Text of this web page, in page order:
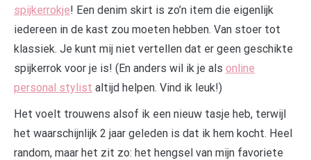
spijkerrokje! Een denim skirt is zo’n item die eigenlijk
iedereen in de kast zou moeten hebben. Van stoer tot
klassiek. Je kunt mij niet vertellen dat er geen geschikte
spijkerrok voor je is! (En anders wil ik je als online
personal stylist altijd helpen. Vind ik leuk!)
Het voelt trouwens alsof ik een nieuw tasje heb, terwijl
het waarschijnlijk 2 jaar geleden is dat ik hem kocht. Heel
random, maar het zit zo: het hengsel van mijn favoriete